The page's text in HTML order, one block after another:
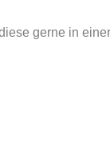
gerne in